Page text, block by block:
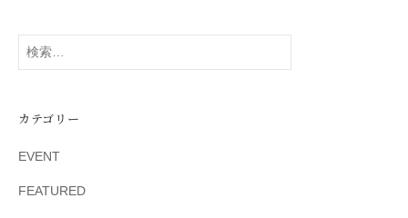
検
索
カテゴリー
EVENT
FEATURED